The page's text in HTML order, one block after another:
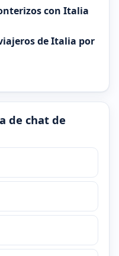
con Italia
de Italia por
de chat de